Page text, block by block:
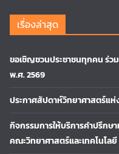
เรื่องล่าสุด
ขอเชิญชวนประชาชนทุกคน ร่วม
พ.ศ. 2569
ประกาศสัปดาห์วิทยาศาสตร์แห่
กิจกรรมการให้บริการคำปรึกษ
คณะวิทยาศาสตร์และเทคโนโลยี